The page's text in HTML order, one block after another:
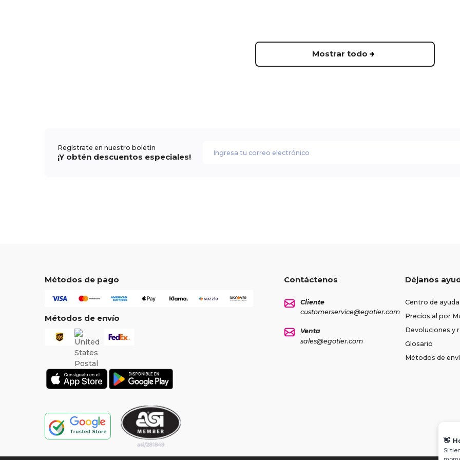
Mostrar todo
Regístrate en nuestro boletín
¡Y obtén descuentos especiales!
Métodos de pago
Métodos de envío
Contáctenos
Cliente
customerservice@egotier.com
Venta
sales@egotier.com
Déjanos
Centro de ayuda
Precios al por
Devoluciones y
Glosario
Métodos de
👋
Si